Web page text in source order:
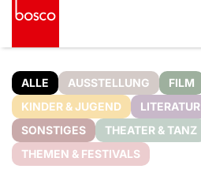
ALLE AUSSTELLUNG FILM
KINDER & JUGEND
LITERATUR
SONSTIGES
THEATER & TANZ
THEMEN & FESTIVALS